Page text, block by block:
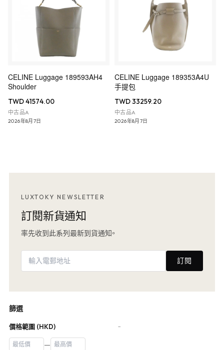
CELINE Luggage 189593AH4
Shoulder
TWD 41574.00
中古品A
2026年8月7日
CELINE Luggage 189353A4U
手提包
TWD 33259.20
中古品A
2026年8月7日
LUXTOKY NEWSLETTER
訂閱新貨通知
率先收到此系列最新到貨通知。
訂閱
篩選
價格範圍 (HKD) −
—